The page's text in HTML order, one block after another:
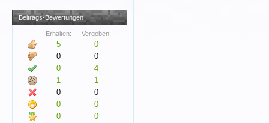
Beitrags-Bewertungen
Erhalten: Vergeben:
5
0
0
0
0
4
1
1
0
0
0
0
0
0